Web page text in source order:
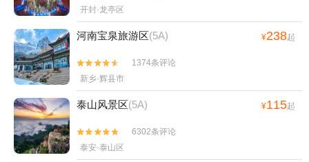
开封·龙亭区
河南宝泉旅游区(5A) ¥238起


1374条评论
新乡·辉县市
泰山风景区(5A) ¥115起


6302条评论
泰安·泰山区